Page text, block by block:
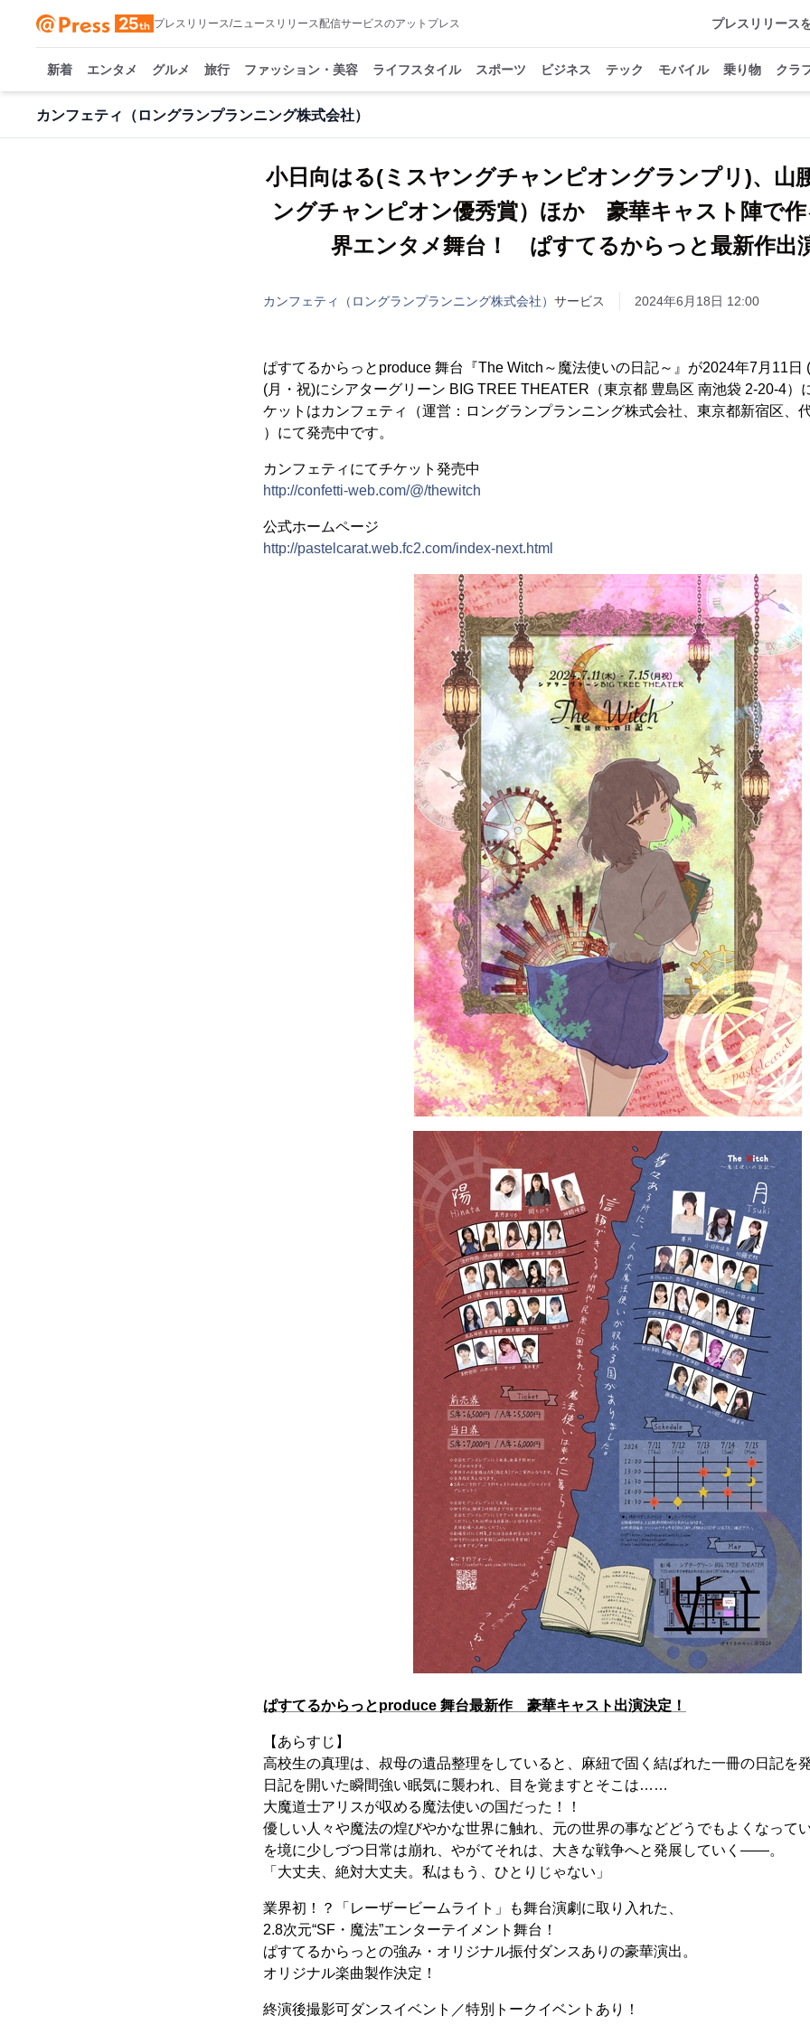
プレスリリース/ニュースリリース配信サービスのアットプレス プレスリリース
新着 エンタメ グルメ 旅行 ファッション・美容 ライフスタイル スポーツ ビジネス テック モバイル 乗り物 クラ
カンフェティ（ロングランプランニング株式会社）
小日向はる(ミスヤングチャンピオングランプリ)、山
ングチャンピオン優秀賞）ほか 豪華キャスト陣で作
界エンタメ舞台！ ぱすてるからっと最新作出
カンフェティ（ロングランプランニング株式会社） サービス 2024年6月18日 12:00
ぱすてるからっとproduce 舞台『The Witch～魔法使いの日記～』が2024年7月11日
(月・祝)にシアターグリーン BIG TREE THEATER（東京都 豊島区 南池袋 2-20-4）
ケットはカンフェティ（運営：ロングランプランニング株式会社、東京都新宿区、
）にて発売中です。
カンフェティにてチケット発売中
http://confetti-web.com/@/thewitch
公式ホームページ
http://pastelcarat.web.fc2.com/index-next.html
ぱすてるからっとproduce 舞台最新作 豪華キャスト出演決定！
【あらすじ】
高校生の真理は、叔母の遺品整理をしていると、麻紐で固く結ばれた一冊の日記を発
日記を開いた瞬間強い眠気に襲われ、目を覚ますとそこは……
大魔道士アリスが収める魔法使いの国だった！！
優しい人々や魔法の煌びやかな世界に触れ、元の世界の事などどうでもよくなって
を境に少しづつ日常は崩れ、やがてそれは、大きな戦争へと発展していく――。
「大丈夫、絶対大丈夫。私はもう、ひとりじゃない」
業界初！？「レーザービームライト」も舞台演劇に取り入れた、
2.8次元“SF・魔法”エンターテイメント舞台！
ぱすてるからっとの強み・オリジナル振付ダンスありの豪華演出。
オリジナル楽曲製作決定！
終演後撮影可ダンスイベント／特別トークイベントあり！